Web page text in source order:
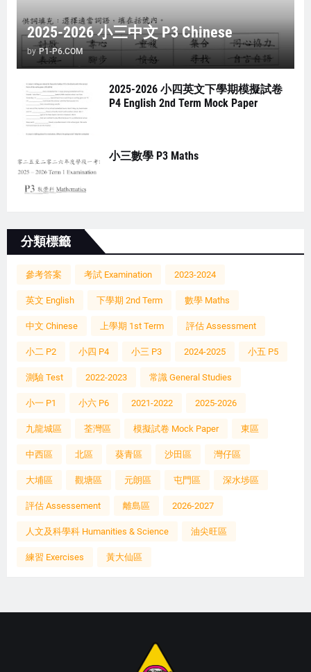
2025-2026 小三中文 P3 Chinese
by P1-P6.COM
2025-2026 小四英文下學期模擬試卷
P4 English 2nd Term Mock Paper
小三數學 P3 Maths
分類標籤
參考答案 考試 Examination 2023-2024
英文 English 下學期 2nd Term 數學 Maths
中文 Chinese 上學期 1st Term 評估 Assessment
小二 P2 小四 P4 小三 P3 2024-2025 小五 P5
測驗 Test 2022-2023 常識 General Studies
小一 P1 小六 P6 2021-2022 2025-2026
九龍城區 荃灣區 模擬試卷 Mock Paper 東區
中西區 北區 葵青區 沙田區 灣仔區
大埔區 觀塘區 元朗區 屯門區 深水埗區
評估 Assessement 離島區 2026-2027
人文及科學科 Humanities & Science 油尖旺區
練習 Exercises 黃大仙區